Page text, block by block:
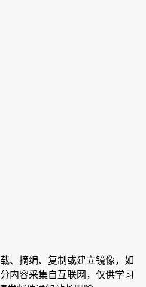
、摘编、复制或建立镜像，如
内容采集自互联网，仅供学习